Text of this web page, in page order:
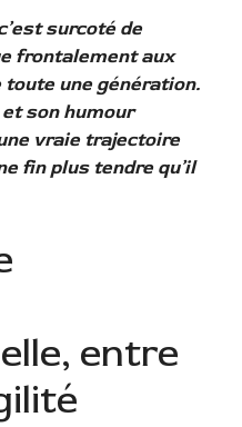
surcoté de
frontalement aux
une génération.
son humour
vraie trajectoire
fin plus tendre qu’il
entre